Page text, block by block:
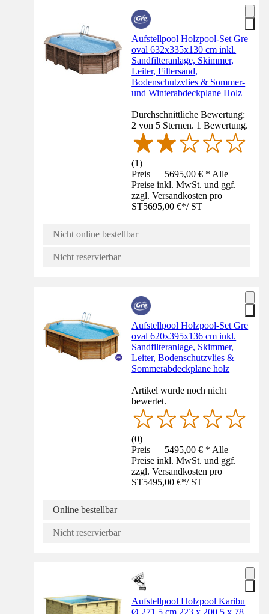
Aufstellpool Holzpool-Set Gre
oval 632x335x130 cm inkl.
Sandfilteranlage, Skimmer,
Leiter, Filtersand,
Bodenschutzvlies & Sommer-
und Winterabdeckplane Holz
Durchschnittliche Bewertung:
2 von 5 Sternen. 1 Bewertung.
(1)
Preis — 5695,00 € * Alle
Preise inkl. MwSt. und ggf.
zzgl. Versandkosten pro
ST5695,00 €*/ ST
Nicht online bestellbar
Nicht reservierbar
Aufstellpool Holzpool-Set Gre
oval 620x395x136 cm inkl.
Sandfilteranlage, Skimmer,
Leiter, Bodenschutzvlies &
Sommerabdeckplane holz
Artikel wurde noch nicht
bewertet.
(0)
Preis — 5495,00 € * Alle
Preise inkl. MwSt. und ggf.
zzgl. Versandkosten pro
ST5495,00 €*/ ST
Online bestellbar
Nicht reservierbar
Aufstellpool Holzpool Karibu
Ø 271,5 cm 223 x 200,5 x 78